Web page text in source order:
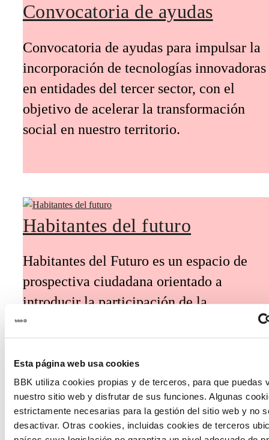
Esta página web usa cookies
BBK utiliza cookies propias y de terceros, para que puedas
nuestro sitio web y disfrutar de sus funciones. Algunas
estrictamente necesarias para la gestión del sitio web y no
desactivar. Otras cookies, incluidas cookies de terceros
Convocatoria de ayudas
Convocatoria de ayudas para impulsar la
incorporación de tecnologías innovadoras
en entidades del tercer sector, con el
objetivo de acelerar la transformación
social en nuestro territorio.
Habitantes del futuro
Habitantes del Futuro es un espacio de
prospectiva ciudadana orientado a
introducir la participación de la
ciudadanía y la voz de los jóvenes en la
definición de escenarios futuros y el
diseño de soluciones a los principales
retos de Euskadi.